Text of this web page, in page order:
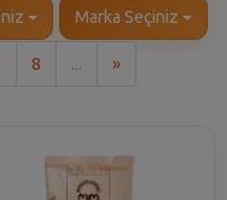
Marka Seçiniz
8 ... »Son